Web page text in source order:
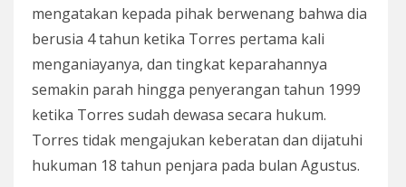
mengatakan kepada pihak berwenang bahwa dia
berusia 4 tahun ketika Torres pertama kali
menganiayanya, dan tingkat keparahannya
semakin parah hingga penyerangan tahun 1999
ketika Torres sudah dewasa secara hukum.
Torres tidak mengajukan keberatan dan dijatuhi
hukuman 18 tahun penjara pada bulan Agustus.